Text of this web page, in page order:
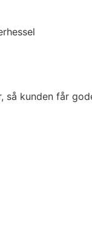
så kunden får